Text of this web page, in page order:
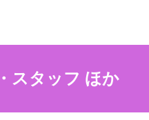
スタッフ ほか